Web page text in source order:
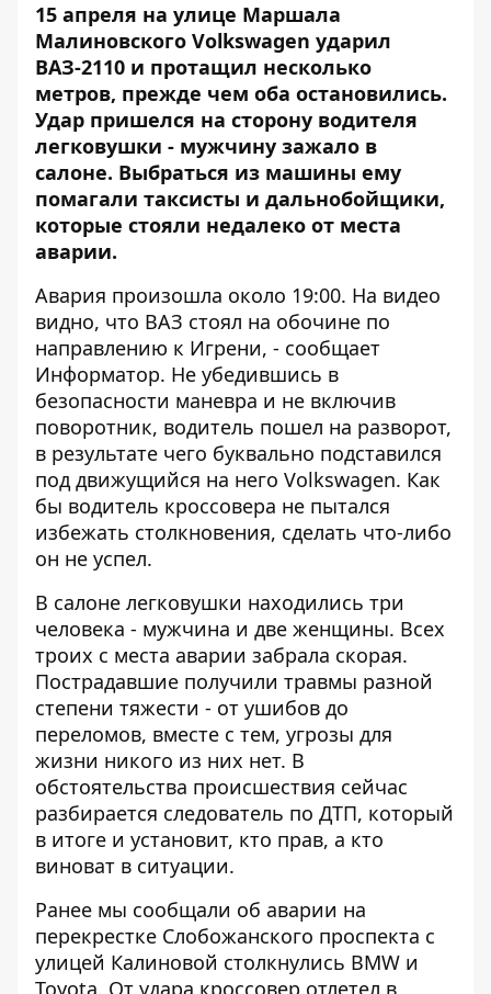
15 апреля на улице Маршала
Малиновского Volkswagen ударил
ВАЗ-2110 и протащил несколько
метров, прежде чем оба остановились.
Удар пришелся на сторону водителя
легковушки - мужчину зажало в
салоне. Выбраться из машины ему
помагали таксисты и дальнобойщики,
которые стояли недалеко от места
аварии.
Авария произошла около 19:00. На видео
видно, что ВАЗ стоял на обочине по
направлению к Игрени, - сообщает
Информатор. Не убедившись в
безопасности маневра и не включив
поворотник, водитель пошел на разворот,
в результате чего буквально подставился
под движущийся на него Volkswagen. Как
бы водитель кроссовера не пытался
избежать столкновения, сделать что-либо
он не успел.
В салоне легковушки находились три
человека - мужчина и две женщины. Всех
троих с места аварии забрала скорая.
Пострадавшие получили травмы разной
степени тяжести - от ушибов до
переломов, вместе с тем, угрозы для
жизни никого из них нет. В
обстоятельства происшествия сейчас
разбирается следователь по ДТП, который
в итоге и установит, кто прав, а кто
виноват в ситуации.
Ранее мы сообщали об аварии на
перекрестке Слобожанского проспекта с
улицей Калиновой столкнулись BMW и